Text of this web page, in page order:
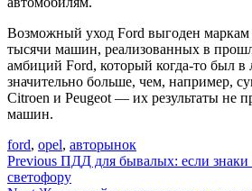
Возможный уход Ford выгоден маркам
тысячи машин, реализованных в
амбиций Ford, который когда-то был в
значительно больше, чем, например,
Citroen и Peugeot — их результаты не
машин.
ford, opel, авторынок
Навигация
Previous ПДД для бывалых: если знаки
светофору